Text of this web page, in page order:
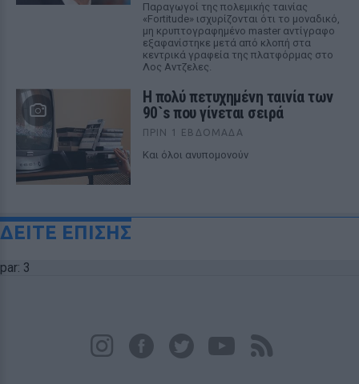
Παραγωγοί της πολεμικής ταινίας
«Fortitude» ισχυρίζονται ότι το μοναδικό,
μη κρυπτογραφημένο master αντίγραφο
εξαφανίστηκε μετά από κλοπή στα
κεντρικά γραφεία της πλατφόρμας στο
Λος Αντζελες.
Η πολύ πετυχημένη ταινία των
90`s που γίνεται σειρά
ΠΡΙΝ 1 ΕΒΔΟΜΆΔΑ
Και όλοι ανυπομονούν
ΔΕΙΤΕ ΕΠΙΣΗΣ
par: 3